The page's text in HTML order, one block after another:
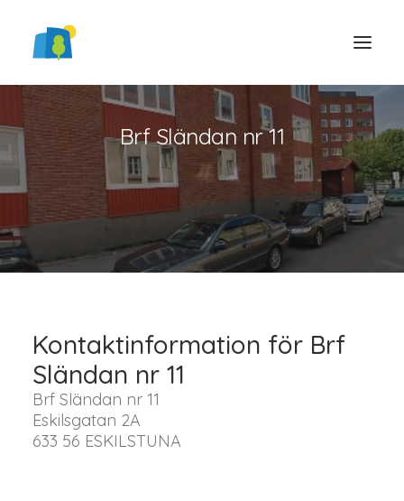
Brf Sländan nr 11
Kontaktinformation för Brf
Sländan nr 11
Brf Sländan nr 11
Eskilsgatan 2A
633 56 ESKILSTUNA